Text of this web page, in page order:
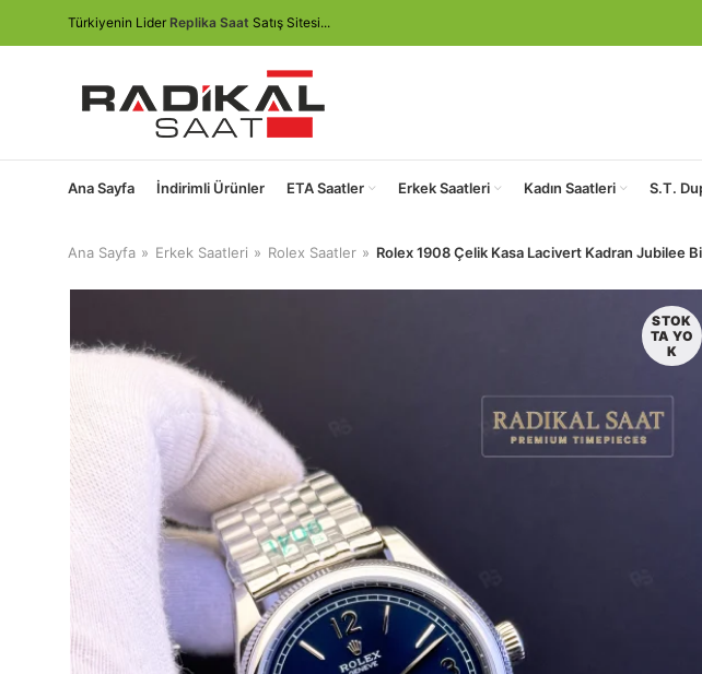
Türkiyenin Lider Replika Saat Satış Sitesi...
Ana Sayfa İndirimli Ürünler ETA Saatler Erkek Saatleri Kadın Saatleri S.T.
Ana Sayfa Erkek Saatleri Rolex Saatler Rolex 1908 Çelik Kasa Lacivert Kadran Jubilee
STOK
TA YO
K